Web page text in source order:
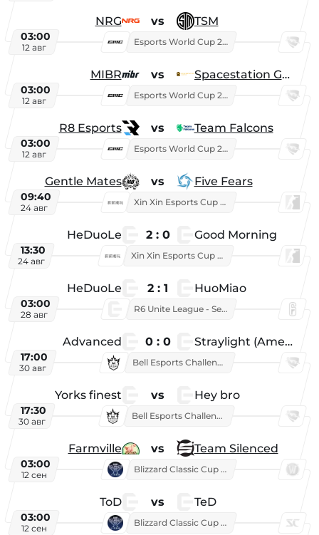
NRG vs TSM
03:00
12 авг
Esports World Cup 2026
MIBR vs Spacestation Gaming
03:00
12 авг
Esports World Cup 2026
R8 Esports vs Team Falcons
03:00
12 авг
Esports World Cup 2026
Gentle Mates vs Five Fears
09:40
24 авг
Xin Xin Esports Cup 2025
HeDuoLe 2 : 0 Good Morning
13:30
24 авг
Xin Xin Esports Cup 2026
HeDuoLe 2 : 1 HuoMiao
03:00
28 авг
R6 Unite League - Season 1
Advanced 0 : 0 Straylight (American team)
17:00
30 авг
Bell Esports Challenge 2026
Yorks finest vs Hey bro
17:30
30 авг
Bell Esports Challenge 2026
Farmville vs Team Silenced
03:00
12 сен
Blizzard Classic Cup 2026
ToD vs TeD
03:00
12 сен
Blizzard Classic Cup 2026